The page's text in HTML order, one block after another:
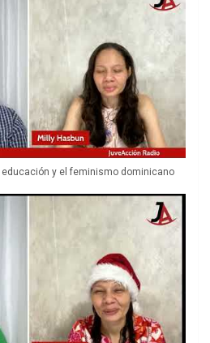
educación y el feminismo dominicano